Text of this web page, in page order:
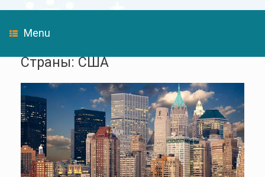
Menu
Страны: США